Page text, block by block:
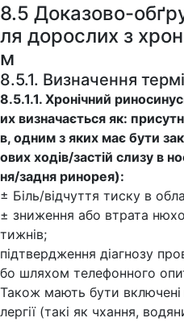
8.5 Доказово-
ля дорослих з
м
8.5.1. Визначення
8.5.1.1. Хронічний
их визначається як:
в, одним з яких має бути
ових ходів/застій слизу в
ня/задня ринорея):
± Біль/відчуття тиску в
± зниження або втрата
тижнів;
підтвердження діагнозу
бо шляхом телефонного
Також мають бути
лергії (такі як чхання,